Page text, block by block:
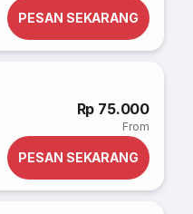
PESAN SEKARANG
Rp 75.000
From
PESAN SEKARANG